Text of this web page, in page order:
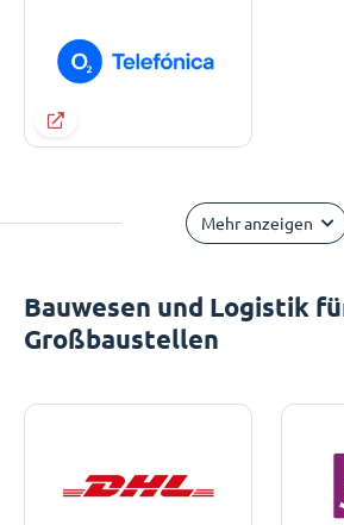
Mehr anzeigen
Bauwesen und Logistik
Großbaustellen